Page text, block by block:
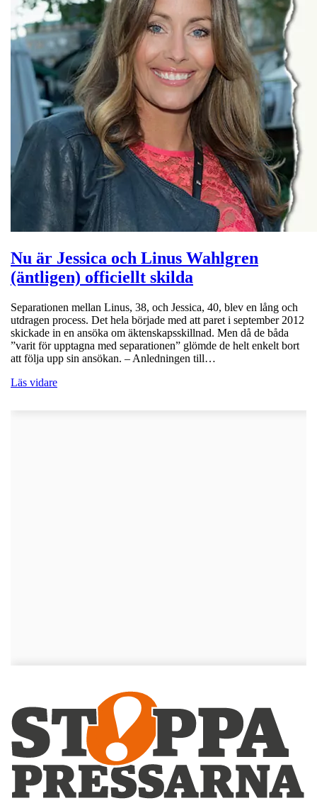
Nu är Jessica och Linus Wahlgren
(äntligen) officiellt skilda
Separationen mellan Linus, 38, och Jessica, 40, blev en lång och
utdragen process. Det hela började med att paret i september 2012
skickade in en ansöka om äktenskapsskillnad. Men då de båda
”varit för upptagna med separationen” glömde de helt enkelt bort
att följa upp sin ansökan. – Anledningen till…
Läs vidare